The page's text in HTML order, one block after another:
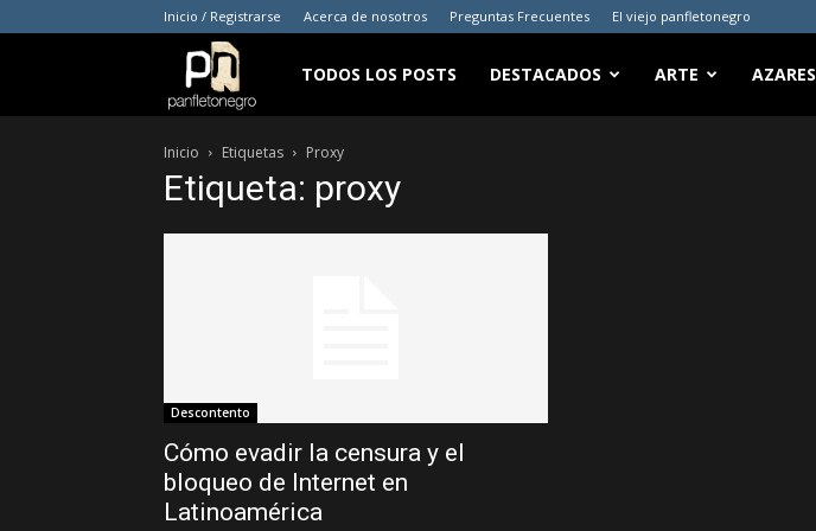
Inicio / Registrarse Acerca de nosotros Preguntas Frecuentes El viejo panfletonegro
panfletonegro
TODOS LOS POSTS DESTACADOS ARTE AZARES
Inicio Etiquetas Proxy
Etiqueta: proxy
Descontento
Cómo evadir la censura y el
bloqueo de Internet en
Latinoamérica